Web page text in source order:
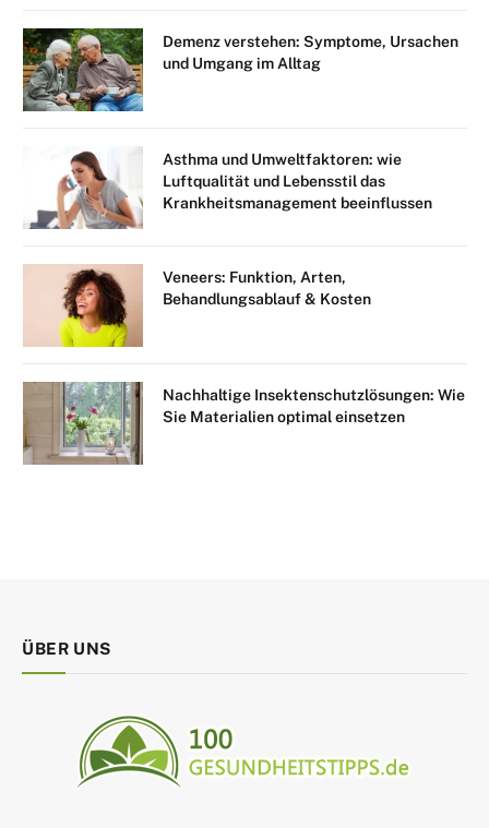
Demenz verstehen: Symptome, Ursachen
und Umgang im Alltag
Asthma und Umweltfaktoren: wie
Luftqualität und Lebensstil das
Krankheitsmanagement beeinflussen
Veneers: Funktion, Arten,
Behandlungsablauf & Kosten
Nachhaltige Insektenschutzlösungen: Wie
Sie Materialien optimal einsetzen
ÜBER UNS